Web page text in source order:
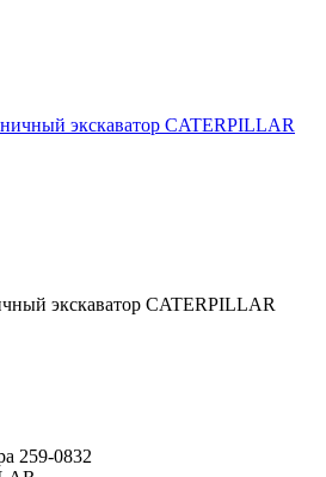
экскаватор CATERPILLAR
259-0832